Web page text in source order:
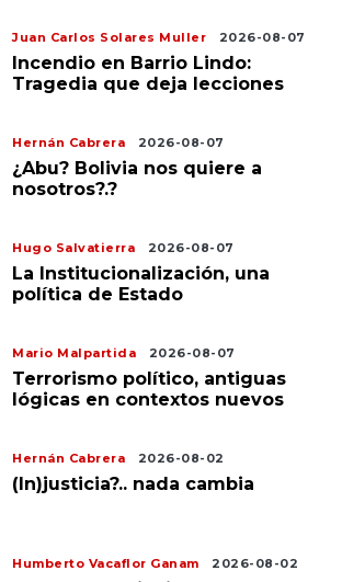
Juan Carlos Solares Muller 2026-08-07
Incendio en Barrio Lindo:
Tragedia que deja lecciones
Hernán Cabrera 2026-08-07
¿Abu? Bolivia nos quiere a
nosotros?.?
Hugo Salvatierra 2026-08-07
La Institucionalización, una
política de Estado
Mario Malpartida 2026-08-07
Terrorismo político, antiguas
lógicas en contextos nuevos
Hernán Cabrera 2026-08-02
(In)justicia?.. nada cambia
Humberto Vacaflor Ganam 2026-08-02